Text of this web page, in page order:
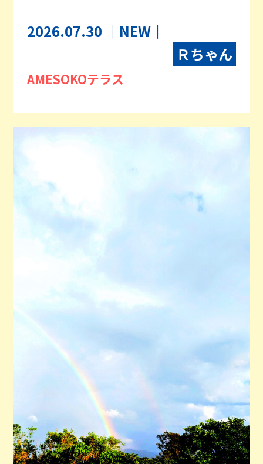
2026.07.30 ｜NEW｜
Ｒちゃん
AMESOKOテラス